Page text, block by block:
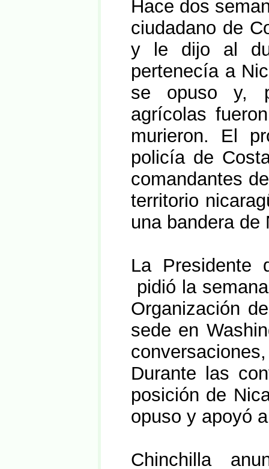
Hace dos
ciudadano de
y le dijo al
pertenecía a
se opuso y,
agrícolas
murieron. El
policía de
comandantes
territorio
una bandera de
La Presidente
pidió la
Organización
sede en
Durante las
posición de
opuso y apoyó
Chinchilla